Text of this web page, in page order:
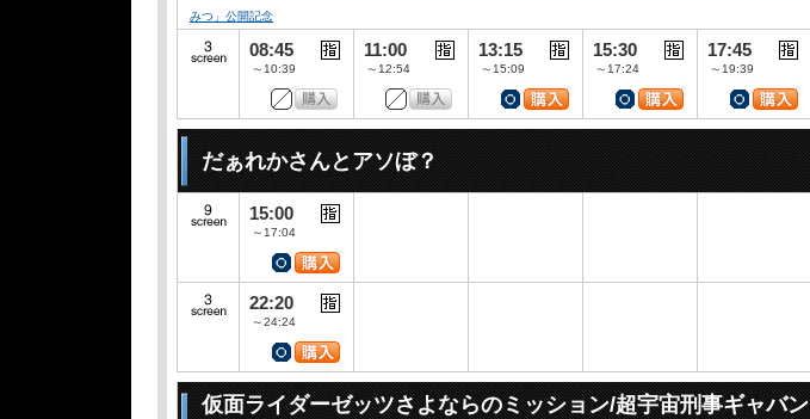
みつ」公開記念
08:45
～10:39
11:00
～12:54
13:15
～15:09
15:30
～17:24
17:45
～19:39
だぁれかさんとアソぼ？
15:00
～17:04
22:20
～24:24
仮面ライダーゼッツさよならのミッション/超宇宙刑事ギャバン